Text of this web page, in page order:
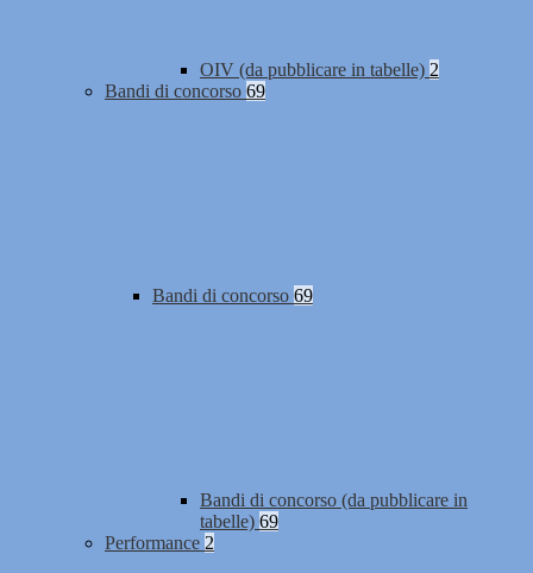
OIV (da pubblicare in tabelle) 2
Bandi di concorso 69
Bandi di concorso 69
Bandi di concorso (da pubblicare in
tabelle) 69
Performance 2